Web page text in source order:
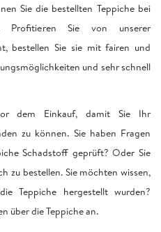
Sie die bestellten Teppiche bei
Profitieren Sie von unserer
bestellen Sie sie mit fairen und
und sehr schnell
dem Einkauf, damit Sie Ihr
zu können. Sie haben Fragen
Schadstoff geprüft? Oder Sie
zu bestellen. Sie möchten wissen,
Teppiche hergestellt wurden?
über die Teppiche an.